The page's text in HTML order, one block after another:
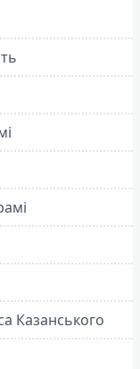
Казанського